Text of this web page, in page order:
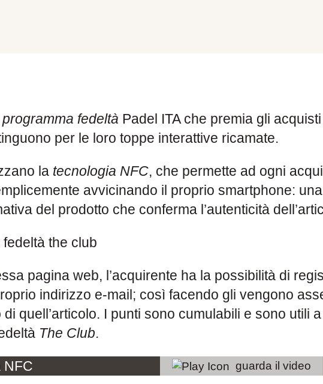
programma fedeltà Padel ITA che premia gli
per le loro toppe interattive ricamate.
la tecnologia NFC, che permette ad ogni
avvicinando il proprio smartphone:
del prodotto che conferma l’autenticità
pagina web, l’acquirente ha la possibilità di
indirizzo e-mail; così facendo gli vengono
di quell’articolo. I punti sono cumulabili e sono utili
The Club.
guarda il video